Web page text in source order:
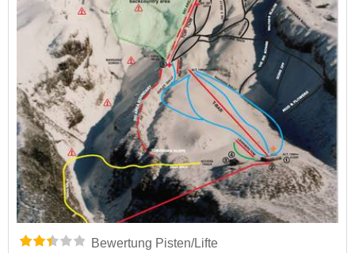
Bewertung Pisten/Lifte